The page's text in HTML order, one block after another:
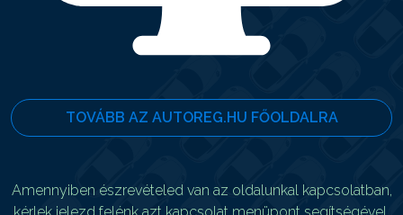
TOVÁBB AZ AUTOREG.HU FŐOLDALRA
Amennyiben észrevételed van az oldalunkal kapcsolatban,